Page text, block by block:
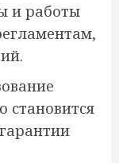
и работы
становится